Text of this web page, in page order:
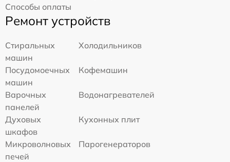
Способы оплаты
Ремонт устройств
Стиральных
машин
Холодильников
Посудомоечных
машин
Кофемашин
Варочных
панелей
Водонагревателей
Духовых
шкафов
Кухонных плит
Микроволновых
печей
Парогенераторов